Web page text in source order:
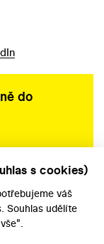
do
s cookies)
váš
Souhlas udělíte